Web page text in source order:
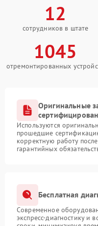
12
сотрудников в штате
1045
отремонтированных
Оригинальные
Используются
прошедшие
корректную работу
гарантийных
Бесплатная
Современное
экспресс-диагностику и